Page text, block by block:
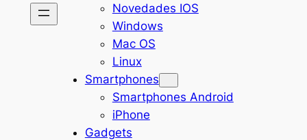
Novedades IOS
Windows
Mac OS
Linux
Smartphones
Smartphones Android
iPhone
Gadgets